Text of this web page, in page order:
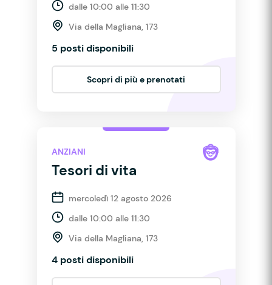
dalle 10:00 alle 11:30
Via della Magliana, 173
5 posti disponibili
Scopri di più e prenotati
ANZIANI
Tesori di vita
mercoledì 12 agosto 2026
dalle 10:00 alle 11:30
Via della Magliana, 173
4 posti disponibili